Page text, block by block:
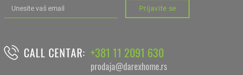
Prijavite se
CALL CENTAR: +381 11 2091 630
prodaja@darexhome.rs